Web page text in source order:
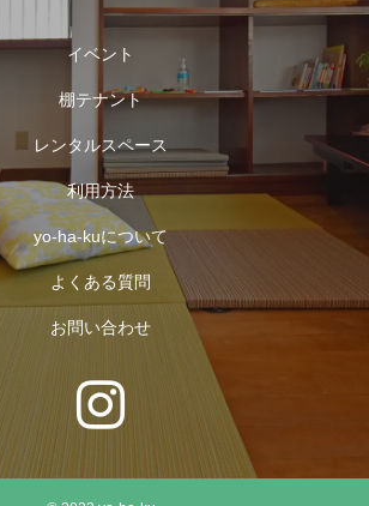
イベント
棚テナント
レンタルスペース
利用方法
yo-ha-kuについて
よくある質問
お問い合わせ